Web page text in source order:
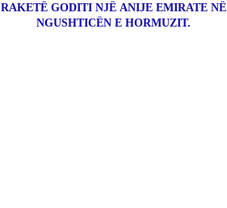
RAKETË GODITI NJË ANIJE EMIRATE NË
NGUSHTICËN E HORMUZIT.